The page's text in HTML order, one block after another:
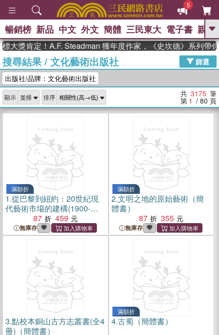
5
GO
熱搜： 東野圭吾 高希均教授回憶錄
、 The Odyssey 、 父親節 、 如果歷
史是一群喵
獎 臺灣漫遊錄 、 方念華 、 台灣的李
登輝時代
數學女孩：黎曼猜想 、
偉大的迷走神經
暢銷榜 新品 中文 外文 簡體 三民東大 電子書 親子
肯定！A.F. Steadman 獲年度作家，《史坎德》系列帶你踏
搜尋結果/ 文化藝術出版社
篩選
出版社/品牌：文化藝術出版社
顯示 排序 共 3175 筆
第 1 / 80 頁
滿額折
1.從巴黎到紐約：20世紀現
代藝術市場的建構(1900-
1960)（簡體書）
87 459
無庫存
滿額折
2.文明之地的原始藝術（簡
體書）
87
355
無庫存
3.點校本銅山古方志叢書(全4
冊)（簡體書）
滿額折
4.古蜀（簡體書）